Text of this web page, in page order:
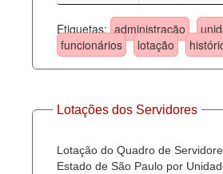
Etiquetas: administração
funcionários
lotação
Lotações dos Servidores
Lotação do Quadro de
Estado de São Paulo por